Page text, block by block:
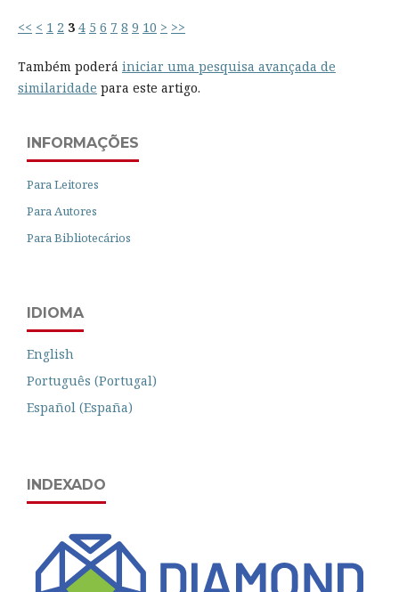
<< < 1 2 3 4 5 6 7 8 9 10 > >>
Também poderá iniciar uma pesquisa avançada de
similaridade para este artigo.
INFORMAÇÕES
Para Leitores
Para Autores
Para Bibliotecários
IDIOMA
English
Português (Portugal)
Español (España)
INDEXADO